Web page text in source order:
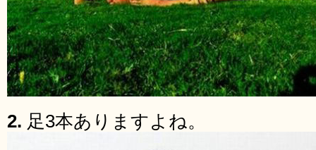
2. 足3本ありますよね。